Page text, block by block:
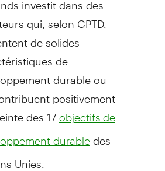
qui, selon GPTD,
de solides
de
durable ou
positivement
des 17 objectifs de
durabledes
Unies.